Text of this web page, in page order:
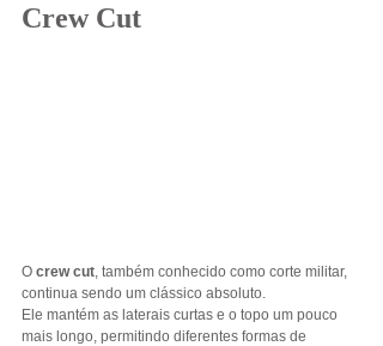
Crew Cut
O crew cut, também conhecido como corte militar,
continua sendo um clássico absoluto.
Ele mantém as laterais curtas e o topo um pouco
mais longo, permitindo diferentes formas de